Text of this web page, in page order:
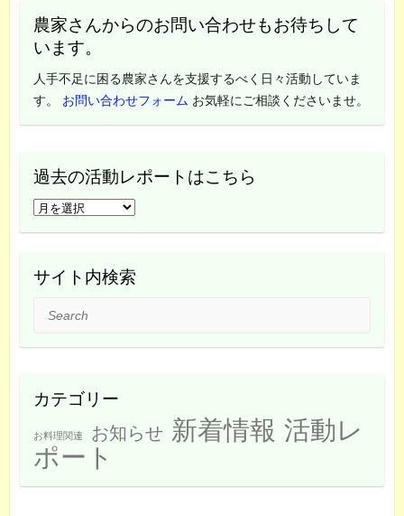
農家さんからのお問い合わせもお待ちして
います。
人手不足に困る農家さんを支援するべく日々活動していま
す。 お問い合わせフォーム お気軽にご相談くださいませ。
過去の活動レポートはこちら
過
去
活
は
ち
ら
サイト内検索
Search
カテゴリー
お料理関連 お知らせ 新着情報 活動レ
ポート